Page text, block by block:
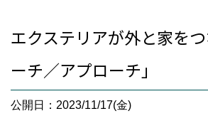
エクステリアが外と家を
ーチ／アプローチ」
公開日：2023/11/17(金)